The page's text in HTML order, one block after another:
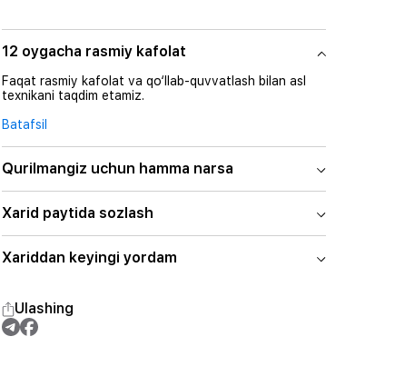
12 oygacha rasmiy kafolat
Faqat rasmiy kafolat va qo‘llab-quvvatlash bilan asl
texnikani taqdim etamiz.
Batafsil
Qurilmangiz uchun hamma narsa
Xarid paytida sozlash
Xariddan keyingi yordam
Ulashing